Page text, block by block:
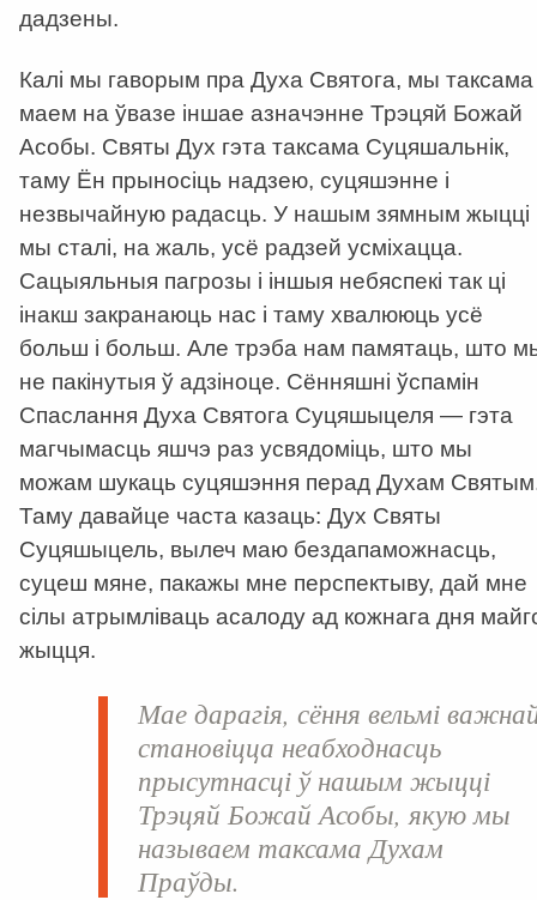
дадзены.
Калі мы гаворым пра Духа Святога, мы таксама
маем на ўвазе іншае азначэнне Трэцяй Божай
Асобы. Святы Дух гэта таксама Суцяшальнік,
таму Ён прыносіць надзею, суцяшэнне і
незвычайную радасць. У нашым зямным жыцці
мы сталі, на жаль, усё радзей усміхацца.
Сацыяльныя пагрозы і іншыя небяспекі так ці
інакш закранаюць нас і таму хвалююць усё
больш і больш. Але трэба нам памятаць, што
не пакінутыя ў адзіноце. Сённяшні ўспамін
Спаслання Духа Святога Суцяшыцеля — гэта
магчымасць яшчэ раз усвядоміць, што мы
можам шукаць суцяшэння перад Духам
Таму давайце часта казаць: Дух Святы
Суцяшыцель, вылеч маю бездапаможнасць,
суцеш мяне, пакажы мне перспектыву, дай мне
сілы атрымліваць асалоду ад кожнага дня
жыцця.
Мае дарагія, сёння вельмі
становіцца неабходнасць
прысутнасці ў нашым жыцці
Трэцяй Божай Асобы, якую мы
называем таксама Духам
Праўды.